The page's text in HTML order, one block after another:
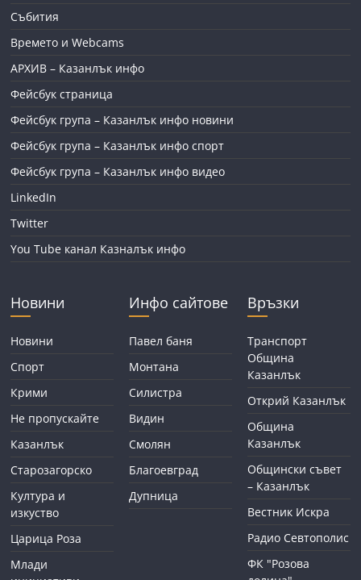
Събития
Времето и Webcams
АРХИВ – Казанлък инфо
Фейсбук страница
Фейсбук група – Казанлък инфо новини
Фейсбук група – Казанлък инфо спорт
Фейсбук група – Казанлък инфо видео
LinkedIn
Twitter
You Tube канал Казналък инфо
Новини
Новини
Спорт
Крими
Не пропускайте
Казанлък
Старозагорско
Култура и
изкуство
Царица Роза
Млади
Инфо сайтове
Павел баня
Монтана
Силистра
Видин
Смолян
Благоевград
Дупница
Връзки
Транспорт
Община
Казанлък
Открий Казанлък
Община
Казанлък
Общински съвет
– Казанлък
Вестник Искра
Радио Севтополис
ФК "Розова